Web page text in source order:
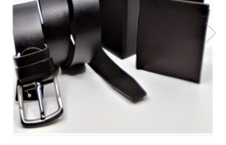
Cadouri barbati
Seturi cadou barbati
Seturi cadou barbati portofel si curea
Ceasuri pentru EL
Cadouri craciun barbati
Cadouri personalizate barbati
Cadouri copii
Caciuli copii
Cadouri copii bebelusi 0+
Etichete scolare
Sepci personalizate
Bannere personalizate scoli si gradinite
Caserole personalizate sandwich
Saculeti personalizati
Sticla de apa personalizata
Agende si caiete personalizate